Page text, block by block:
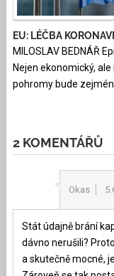
EU: LÉČBA
MILOSLAV BEDNÁŘ
Nejen ekonomický,
pohromy bude
2 KOMENTÁŘŮ
Okas
Stát údajně brání
dávno nerušili?
a skutečně mocné,